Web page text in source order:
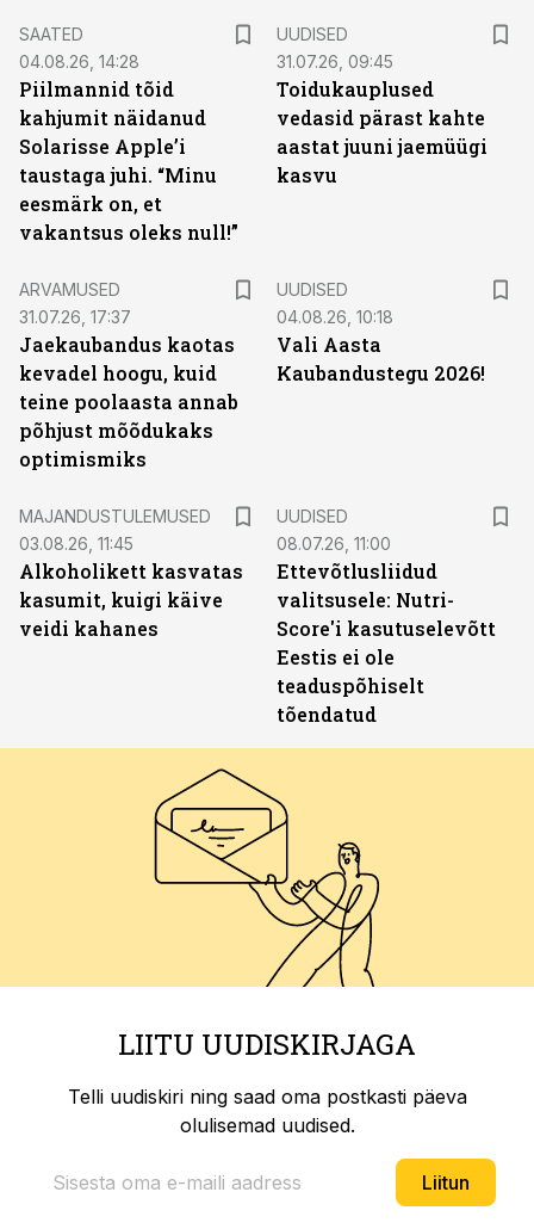
SAATED
04.08.26, 14:28
Piilmannid tõid
kahjumit näidanud
Solarisse Apple’i
taustaga juhi. “Minu
eesmärk on, et
vakantsus oleks null!”
UUDISED
31.07.26, 09:45
Toidukauplused
vedasid pärast kahte
aastat juuni jaemüügi
kasvu
ARVAMUSED
31.07.26, 17:37
Jaekaubandus kaotas
kevadel hoogu, kuid
teine poolaasta annab
põhjust mõõdukaks
optimismiks
UUDISED
04.08.26, 10:18
Vali Aasta
Kaubandustegu 2026!
MAJANDUSTULEMUSED
03.08.26, 11:45
Alkoholikett kasvatas
kasumit, kuigi käive
veidi kahanes
UUDISED
08.07.26, 11:00
Ettevõtlusliidud
valitsusele: Nutri-
Score'i kasutuselevõtt
Eestis ei ole
teaduspõhiselt
tõendatud
LIITU UUDISKIRJAGA
Telli uudiskiri ning saad oma postkasti päeva
olulisemad uudised.
Liitun